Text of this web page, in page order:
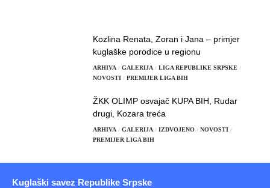
Kozlina Renata, Zoran i Jana – primjer
kuglaške porodice u regionu
ARHIVA GALERIJA
LIGA REPUBLIKE SRPSKE
NOVOSTI
PREMIJER LIGA BIH
ŽKK OLIMP osvajač KUPA BIH, Rudar
drugi, Kozara treća
ARHIVA GALERIJA IZDVOJENO
NOVOSTI
PREMIJER LIGA BIH
Kuglaški savez Republike Srpske